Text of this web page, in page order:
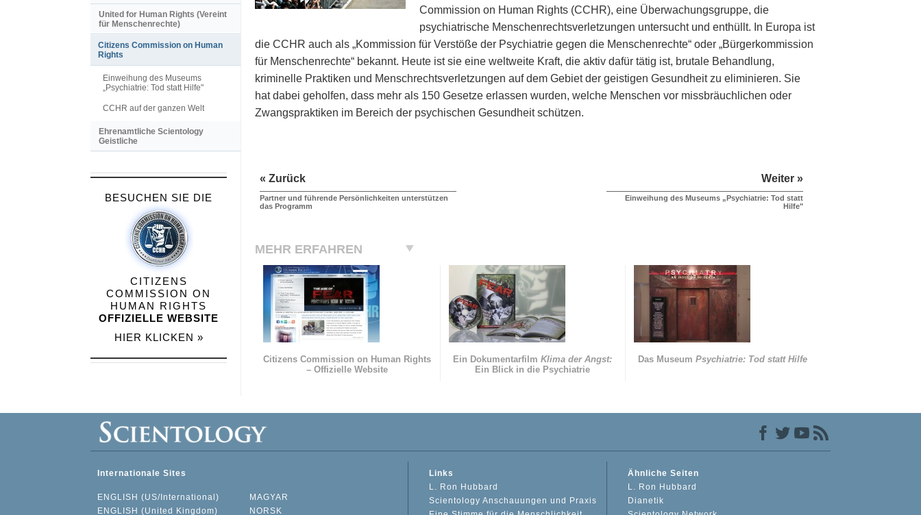
Commission on Human Rights (CCHR), eine Überwachungsgruppe, die
psychiatrische Menschenrechtsverletzungen untersucht und enthüllt. In Europa ist
die CCHR auch als „Kommission für Verstöße der Psychiatrie gegen die Menschenrechte“ oder „Bürgerkommission
für Menschenrechte“ bekannt. Heute ist sie eine weltweite Kraft, die aktiv dafür tätig ist, brutale Behandlung,
kriminelle Praktiken und Menschrechtsverletzungen auf dem Gebiet der geistigen Gesundheit zu eliminieren. Sie
hat dabei geholfen, dass mehr als 150 Gesetze erlassen wurden, welche Menschen vor missbräuchlichen oder
Zwangspraktiken im Bereich der psychischen Gesundheit schützen.
« Zurück
Partner und führende Persönlichkeiten unterstützen
das Programm
Weiter »
Einweihung des Museums „Psychiatrie: Tod statt
Hilfe"
MEHR ERFAHREN
Citizens Commission on Human Rights
– Offizielle Website
Ein DokumentarfilmKlima der Angst:
Ein Blick in die Psychiatrie
Das MuseumPsychiatrie: Tod statt Hilfe
United for Human Rights (Vereint
für Menschenrechte)
Citizens Commission on Human
Rights
Einweihung des Museums
„Psychiatrie: Tod statt Hilfe"
CCHR auf der ganzen Welt
Ehrenamtliche Scientology
Geistliche
BESUCHEN SIE DIE
CITIZENS
COMMISSION ON
HUMAN RIGHTS
OFFIZIELLE WEBSITE
HIER KLICKEN »
Internationale Sites
ENGLISH (US/International)
ENGLISH (United Kingdom)
MAGYAR
NORSK
Links
L. Ron Hubbard
Scientology Anschauungen und Praxis
Ähnliche Seiten
L. Ron Hubbard
Dianetik